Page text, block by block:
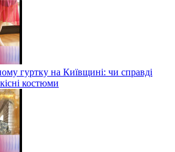
гуртку на Київщині: чи справді
костюми